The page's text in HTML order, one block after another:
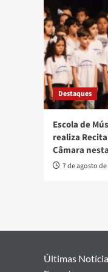
Destaques
Escola de
realiza
Câmara
7 de agosto de
Últimas